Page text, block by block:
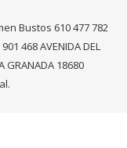
Bustos 610 477 782
468 AVENIDA DEL
GRANADA 18680
.